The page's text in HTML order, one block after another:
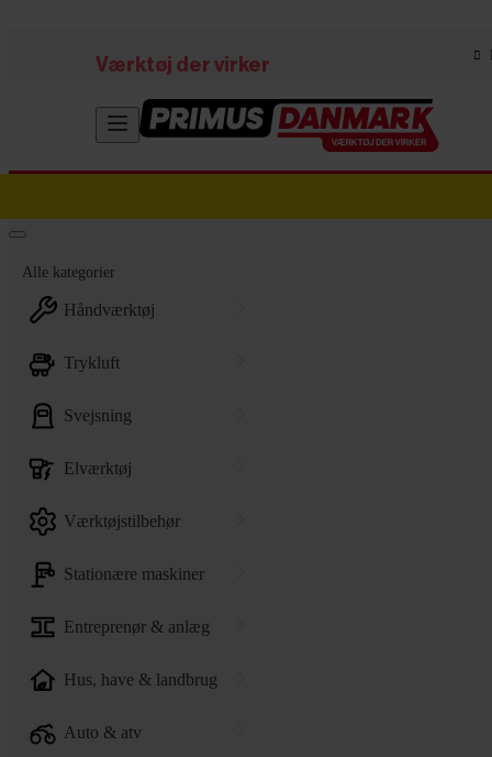
Værktøj der virker
Alle kategorier
håndværktøj
trykluft
svejsning
elværktøj
værktøjstilbehør
stationære maskiner
entreprenør & anlæg
hus, have & landbrug
auto & atv